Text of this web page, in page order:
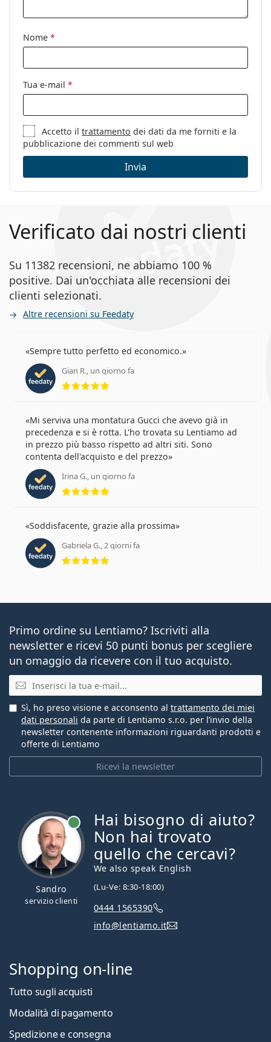
Clip-on:
No
Accessori
pulizia:
Sesso:
Donna
Categorie:
Occhiali da vista
Max Mara
Codice:
MM 5050 001 15 54
Nome *
Tua e-mail *
Accetto iltrattamento dei dati da me forniti e la
pubblicazione dei commenti sul web
Invia
Verificato dai nostri clienti
Su 11382 recensioni, ne abbiamo 100 %
positive. Dai un'occhiata alle recensioni dei
clienti selezionati.
Altre recensioni su Feedaty
Sempre tutto perfetto ed economico.
Gian R., un giorno fa
Mi serviva una montatura Gucci che avevo già in
precedenza e si è rotta. L'ho trovata su Lentiamo ad
in prezzo più basso rispetto ad altri siti. Sono
contenta dell'acquisto e del prezzo
Irina G., un giorno fa
Soddisfacente, grazie alla prossima
Gabriela G., 2 giorni fa
valutazione 5 di 5
Primo ordine su Lentiamo? Iscriviti alla
newsletter e ricevi 50 punti bonus per scegliere
un omaggio da ricevere con il tuo acquisto.
E-mail
Ricevi la newsletter
Sì, ho preso visione e acconsento al trattamento dei miei
dati personali da parte di Lentiamo s.r.o. per l’invio della
newsletter contenente informazioni riguardanti prodotti e
offerte di Lentiamo
Sandro
servizio clienti
Hai bisogno di aiuto?
Non hai trovato
quello che cercavi?
We also speak English
(Lu-Ve: 8:30-18:00)
0444 1565390
info@lentiamo.it
Shopping on-line
Tutto sugli acquisti
Modalità di pagamento
Spedizione e consegna